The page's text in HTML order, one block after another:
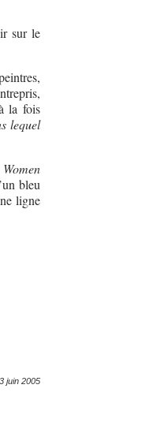
sur le
la fois
lequel
bleu
ligne
juin 2005